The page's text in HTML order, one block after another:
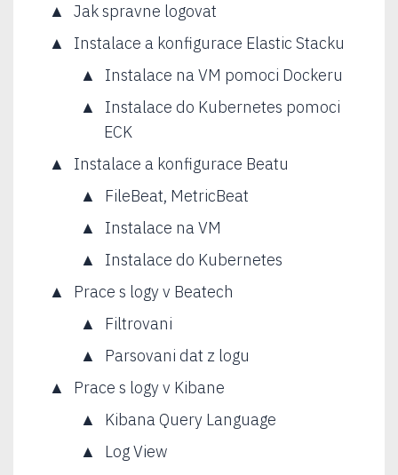
Jak spravne logovat
Instalace a konfigurace Elastic Stacku
Instalace na VM pomoci Dockeru
Instalace do Kubernetes pomoci
ECK
Instalace a konfigurace Beatu
FileBeat, MetricBeat
Instalace na VM
Instalace do Kubernetes
Prace s logy v Beatech
Filtrovani
Parsovani dat z logu
Prace s logy v Kibane
Kibana Query Language
Log View